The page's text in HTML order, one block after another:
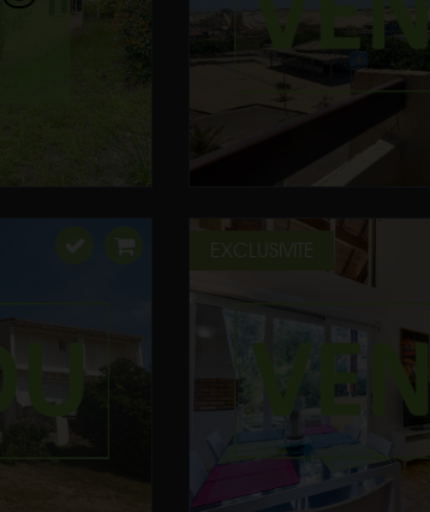
EXCLUSIVITE